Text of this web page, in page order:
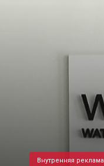
Внутренняя реклама